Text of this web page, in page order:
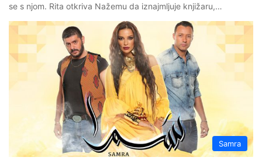
se s njom. Rita otkriva Nažemu da iznajmljuje knjižaru,…
Samra